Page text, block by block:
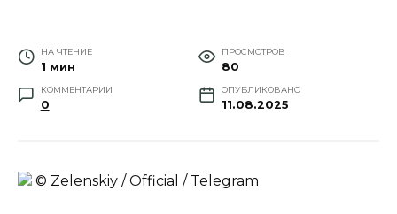
НА ЧТЕНИЕ
1 мин
ПРОСМОТРОВ
80
КОММЕНТАРИИ
0
ОПУБЛИКОВАНО
11.08.2025
© Zеlеnskiу / Оfficiаl / Telegram